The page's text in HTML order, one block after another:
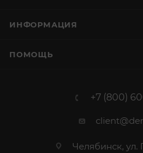
ИНФОРМАЦИЯ
ПОМОЩЬ
+7 (800)
Челябинск, ул.